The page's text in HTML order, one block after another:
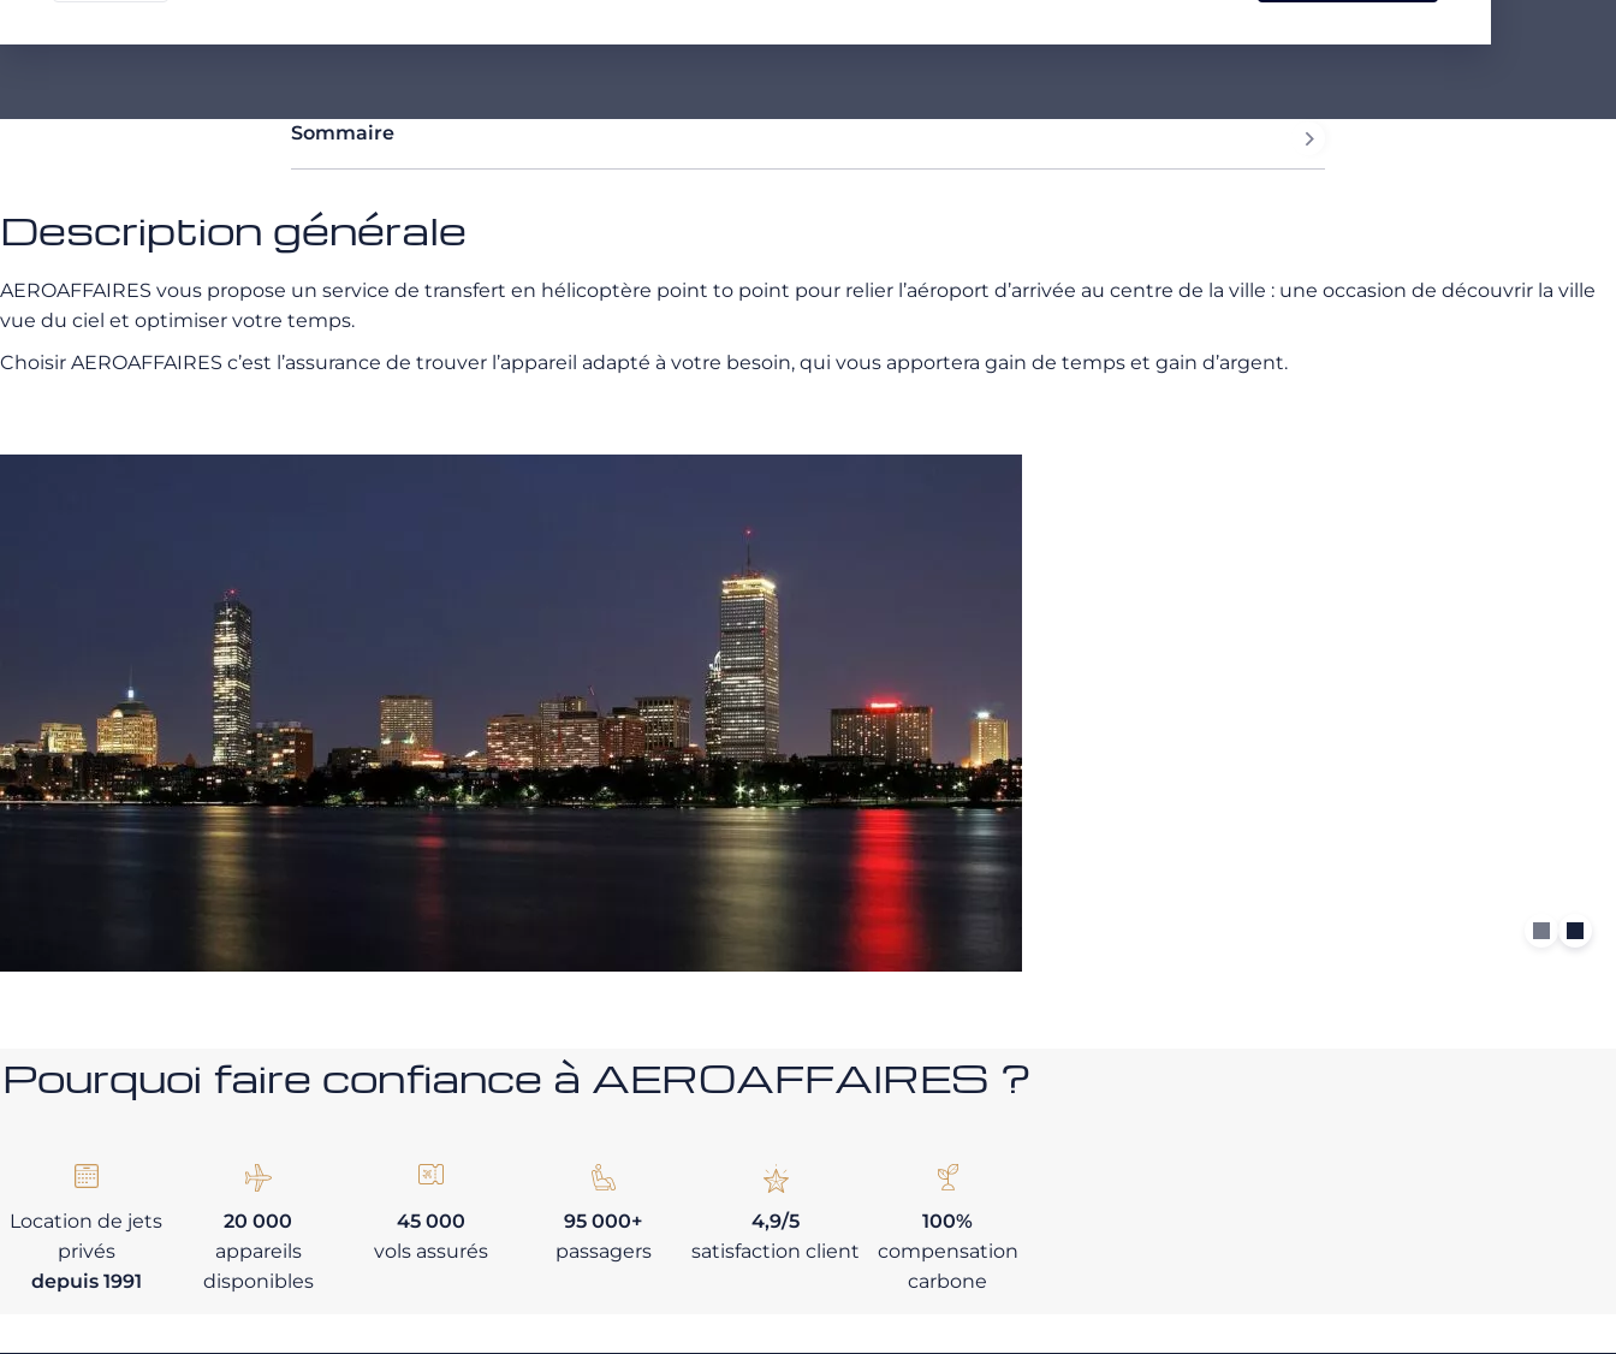
Sommaire
Description générale
AEROAFFAIRES vous propose un service de transfert en hélicoptère point to point pour relier l’aéroport d’arrivée au centre de la ville : une occasion de découvrir la ville
vue du ciel et optimiser votre temps.
Choisir AEROAFFAIRES c’est l’assurance de trouver l’appareil adapté à votre besoin, qui vous apportera gain de temps et gain d’argent.
Pourquoi faire confiance à AEROAFFAIRES ?
Location de jets
privés
depuis 1991
20 000
appareils
disponibles
45 000
vols assurés
95 000+
passagers
4,9/5
satisfaction client
100%
compensation
carbone